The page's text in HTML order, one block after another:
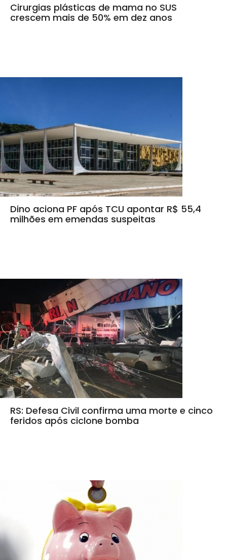
Cirurgias plásticas de mama no SUS
crescem mais de 50% em dez anos
Dino aciona PF após TCU apontar R$ 55,4
milhões em emendas suspeitas
RS: Defesa Civil confirma uma morte e cinco
feridos após ciclone bomba